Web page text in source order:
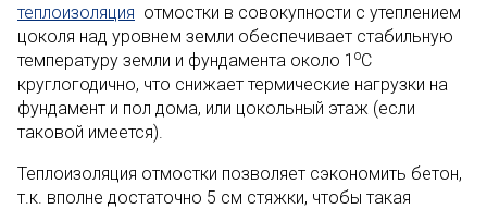
теплоизоляция отмостки в совокупности с утеплением
цоколя над уровнем земли обеспечивает стабильную
температуру земли и фундамента около 1 оС
круглогодично, что снижает термические нагрузки на
фундамент и пол дома, или цокольный этаж (если
таковой имеется).
Теплоизоляция отмостки позволяет сэкономить бетон,
т.к. вполне достаточно 5 см стяжки, чтобы такая